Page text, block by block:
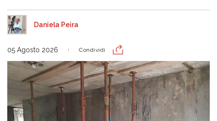
Daniela Peira
05 Agosto 2026 Condividi